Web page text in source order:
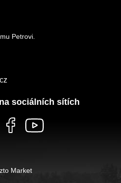
Petrovi.
sociálních sítích
Market